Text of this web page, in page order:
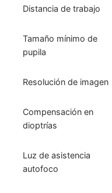
Distancia de trabajo
Tamaño mínimo de
pupila
Resolución de imagen
Compensación en
dioptrías
Luz de asistencia
autofoco